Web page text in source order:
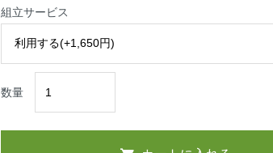
組立サービス
数量